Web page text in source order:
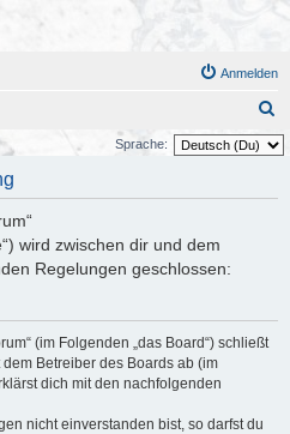
Anmelden
u
Sprache:
wird zwischen dir und dem
Regelungen geschlossen:
(im Folgenden „das Board“) schließt
Betreiber des Boards ab (im
dich mit den nachfolgenden
nicht einverstanden bist, so darfst du